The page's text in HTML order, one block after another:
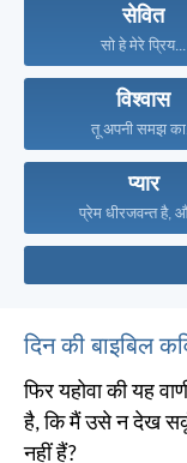
सेवित
सो हे मेरे प्रिय...
विश्वास
तू अपनी समझ
प्यार
प्रेम धीरजवन्त है,
दिन की बाइबिल
फिर यहोवा की यह
है, कि मैं उसे न देख
नहीं हैं?